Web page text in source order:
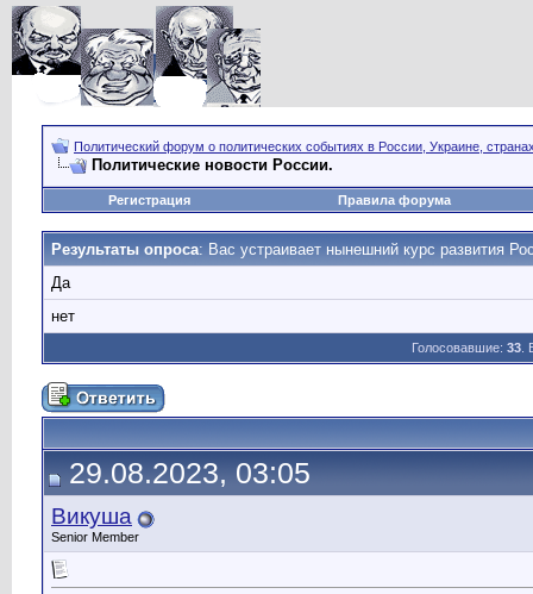
Политический форум о политических событиях в России, Украине,
Политические новости России.
Регистрация Правила форума
Результаты опроса: Вас устраивает нынешний курс развития
Да
нет
Голосовавшие: 33.
29.08.2023, 03:05
Викуша
Senior Member